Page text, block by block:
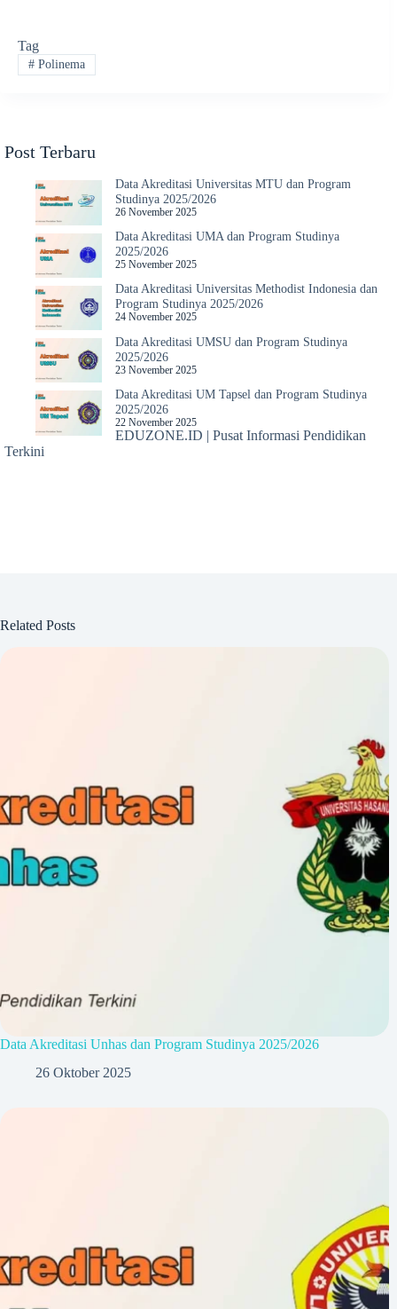
Tag
#Polinema
Post Terbaru
Data Akreditasi Universitas MTU dan Program
Studinya 2025/2026
26 November 2025
Data Akreditasi UMA dan Program Studinya
2025/2026
25 November 2025
Data Akreditasi Universitas Methodist Indonesia dan
Program Studinya 2025/2026
24 November 2025
Data Akreditasi UMSU dan Program Studinya
2025/2026
23 November 2025
Data Akreditasi UM Tapsel dan Program Studinya
2025/2026
22 November 2025
EDUZONE.ID | Pusat Informasi Pendidikan
Terkini
Related Posts
Data Akreditasi Unhas dan Program Studinya 2025/2026
26 Oktober 2025